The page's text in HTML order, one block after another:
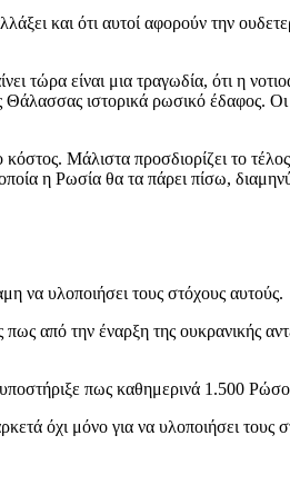
και ότι αυτοί αφορούν την
τώρα είναι μια τραγωδία, ότι η
ιστορικά ρωσικό έδαφος. Οι
κόστος. Μάλιστα προσδιορίζει το
η Ρωσία θα τα πάρει πίσω,
να υλοποιήσει τους στόχους αυτούς.
από την έναρξη της ουκρανικής
πως καθημερινά 1.500
όχι μόνο για να υλοποιήσει